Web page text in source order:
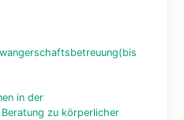
in der
zu körperlicher